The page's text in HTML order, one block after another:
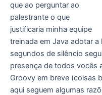
que ao perguntar ao
palestrante o que
justificaria minha equipe
treinada em Java adotar
segundos de silêncio
presença de todos vocês
Groovy em breve (coisas
aqui seguem algumas